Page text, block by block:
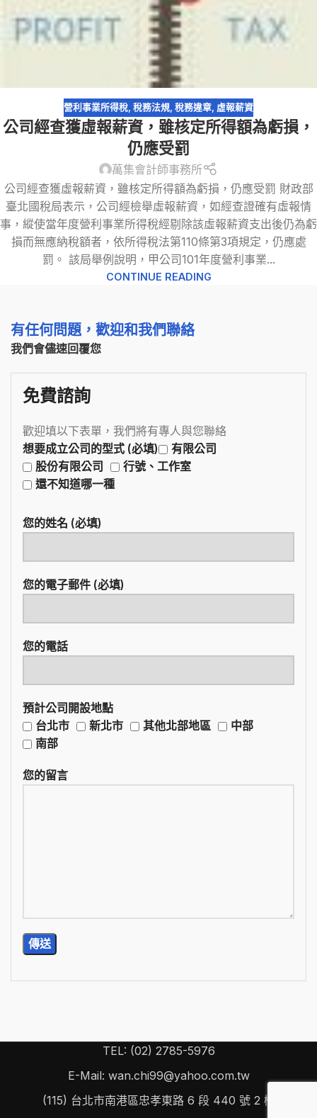
營利事業所得稅, 稅務法規, 稅務違章, 虛報薪資
公司經查獲虛報薪資，雖核定所得額為虧損，
仍應受罰
萬集會計師事務所
公司經查獲虛報薪資，雖核定所得額為虧損，仍應受罰 財政部
臺北國稅局表示，公司經檢舉虛報薪資，如經查證確有虛報情
事，縱使當年度營利事業所得稅經剔除該虛報薪資支出後仍為虧
損而無應納稅額者，依所得稅法第110條第3項規定，仍應處
罰。 該局舉例說明，甲公司101年度營利事業...
CONTINUE READING
有任何問題，歡迎和我們聯絡
我們會儘速回覆您
免費諮詢
歡迎填以下表單，我們將有專人與您聯絡
想要成立公司的型式 (必填)
有限公司
股份有限公司
行號、工作室
還不知道哪一種
您的姓名 (必填)
您的電子郵件 (必填)
您的電話
預計公司開設地點
台北市
新北市 其他北部地區
中部
南部
您的留言
TEL: (02) 2785-5976
E-Mail: wan.chi99@yahoo.com.tw
(115) 台北市南港區忠孝東路 6 段 440 號 2 樓